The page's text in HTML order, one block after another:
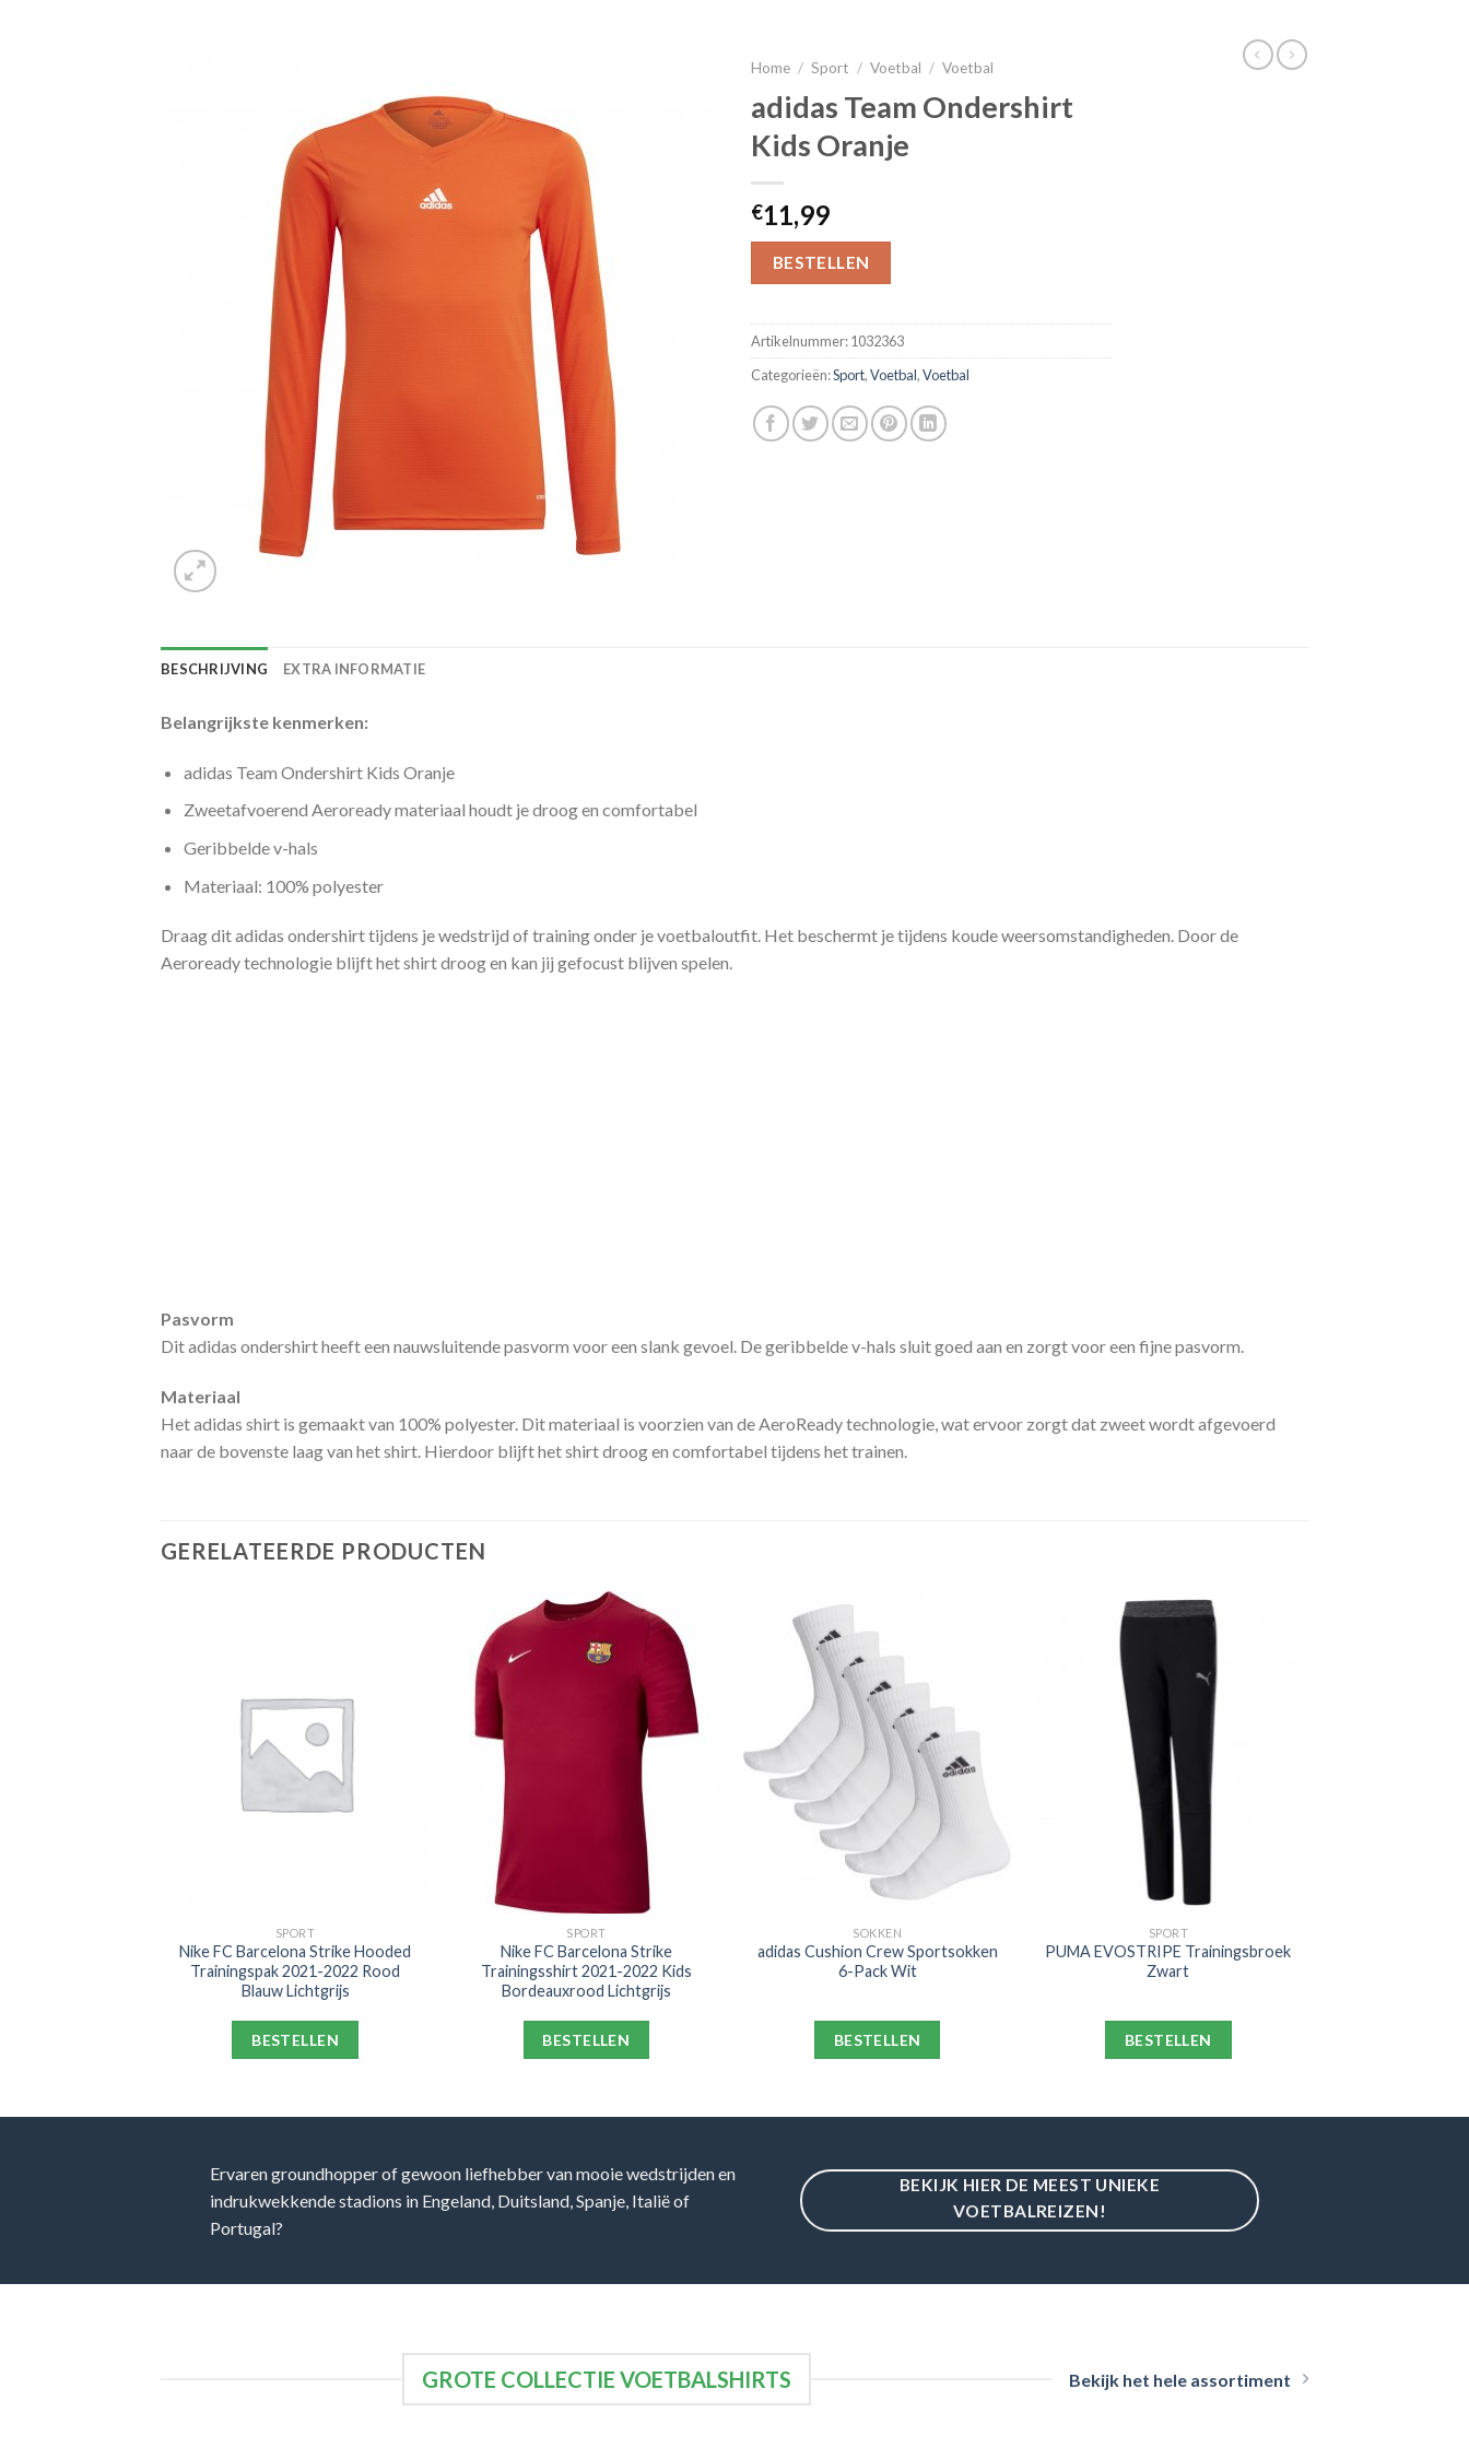
Home / Sport / Voetbal / Voetbal
adidas Team Ondershirt
Kids Oranje
€11,99
BESTELLEN
Artikelnummer:1032363
Categorieën:Sport,Voetbal,Voetbal
BESCHRIJVING EXTRA INFORMATIE
Belangrijkste kenmerken:
adidas Team Ondershirt Kids Oranje
Zweetafvoerend Aeroready materiaal houdt je droog en comfortabel
Geribbelde v-hals
Materiaal: 100% polyester
Draag dit adidas ondershirt tijdens je wedstrijd of training onder je voetbaloutfit. Het beschermt je tijdens koude weersomstandigheden. Door de
Aeroready technologie blijft het shirt droog en kan jij gefocust blijven spelen.
Pasvorm
Dit adidas ondershirt heeft een nauwsluitende pasvorm voor een slank gevoel. De geribbelde v-hals sluit goed aan en zorgt voor een fijne pasvorm.
Materiaal
Het adidas shirt is gemaakt van 100% polyester. Dit materiaal is voorzien van de AeroReady technologie, wat ervoor zorgt dat zweet wordt afgevoerd
naar de bovenste laag van het shirt. Hierdoor blijft het shirt droog en comfortabel tijdens het trainen.
GERELATEERDE PRODUCTEN
SPORT
Nike FC Barcelona Strike Hooded
Trainingspak 2021-2022 Rood
Blauw Lichtgrijs
BESTELLEN
SPORT
Nike FC Barcelona Strike
Trainingsshirt 2021-2022 Kids
Bordeauxrood Lichtgrijs
BESTELLEN
SOKKEN
adidas Cushion Crew Sportsokken
6-Pack Wit
BESTELLEN
SPORT
PUMA EVOSTRIPE Trainingsbroek
Zwart
BESTELLEN
Ervaren groundhopper of gewoon liefhebber van mooie wedstrijden en
indrukwekkende stadions in Engeland, Duitsland, Spanje, Italië of
Portugal?
BEKIJK HIER DE MEEST UNIEKE
VOETBALREIZEN!
GROTE COLLECTIE VOETBALSHIRTS Bekijk het hele assortiment